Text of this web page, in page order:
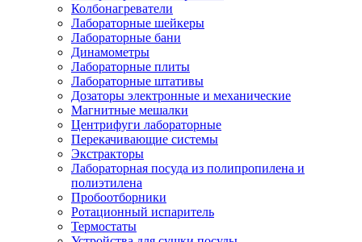
Колбонагреватели
Лабораторные шейкеры
Лабораторные бани
Динамометры
Лабораторные плиты
Лабораторные штативы
Дозаторы электронные и механические
Магнитные мешалки
Центрифуги лабораторные
Перекачивающие системы
Экстракторы
Лабораторная посуда из полипропилена и
полиэтилена
Пробоотборники
Ротационный испаритель
Термостаты